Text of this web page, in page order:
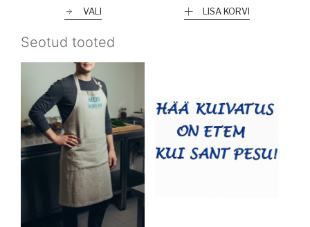
VALI LISA KORVI
Seotud tooted